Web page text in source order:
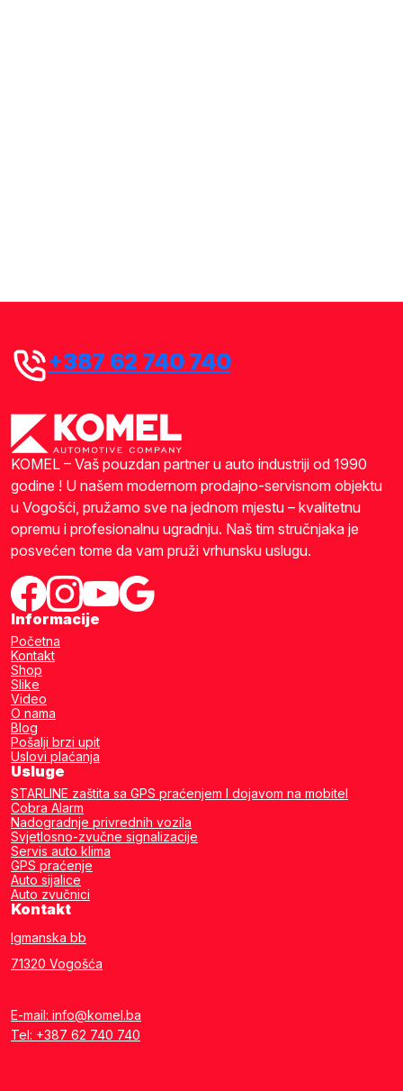
+387 62 740 740
KOMEL – Vaš pouzdan partner u auto industriji od 1990
godine ! U našem modernom prodajno-servisnom objektu
u Vogošći, pružamo sve na jednom mjestu – kvalitetnu
opremu i profesionalnu ugradnju. Naš tim stručnjaka je
posvećen tome da vam pruži vrhunsku uslugu.
Informacije
Početna
Kontakt
Shop
Slike
Video
O nama
Blog
Pošalji brzi upit
Uslovi plaćanja
Usluge
STARLINE zaštita sa GPS praćenjem I dojavom na mobitel
Cobra Alarm
Nadogradnje privrednih vozila
Svjetlosno-zvučne signalizacije
Servis auto klima
GPS praćenje
Auto sijalice
Auto zvučnici
Kontakt
Igmanska bb
71320 Vogošća
E-mail: info@komel.ba
Tel: +387 62 740 740